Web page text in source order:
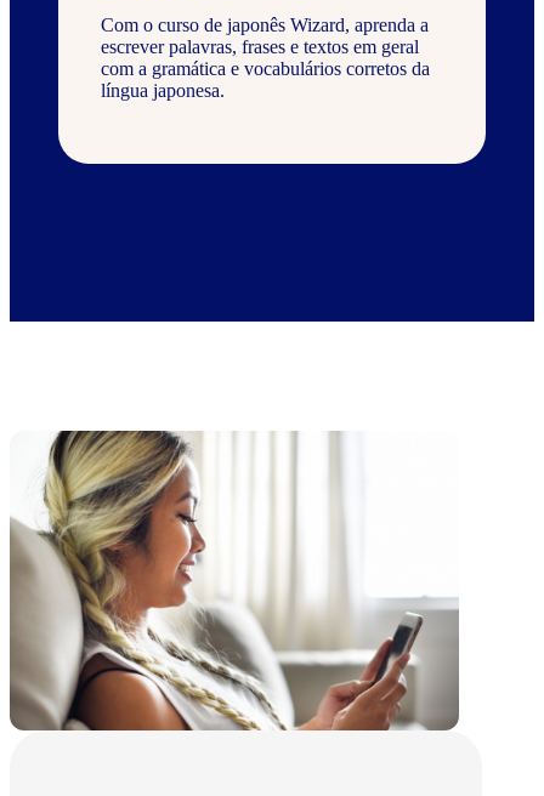
Com o curso de japonês Wizard, aprenda a
escrever palavras, frases e textos em geral
com a gramática e vocabulários corretos da
língua japonesa.